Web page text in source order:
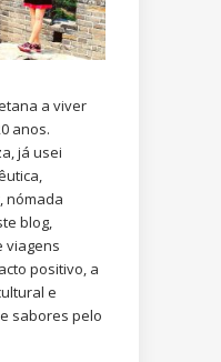
a viver
anos.
já usei
nómada
blog,
viagens
positivo, a
e
sabores pelo